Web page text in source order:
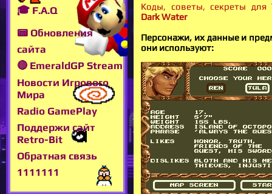
🎓 F.A.Q
📟 Обновления
сайта
🔴 EmeraldGP Stream
Новости Игрового
Мира
Radio GamePlay
Поддержи сайт
Retro-Bit
Обратная связь
1111111
Коды, советы, секреты для
Dark Water
Персонажи, их данные и
они используют: